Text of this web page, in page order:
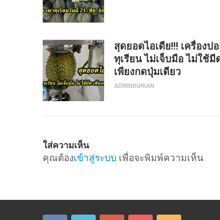
สุดยอดไอเดีย!!! เครื่องป
ทุเรียน ไม่เจ็บมือ ไม่ใช้มี
เพียงกดปุ่มเดียว
ADMINDURIAN
ใส่ความเห็น
คุณต้องเข้าสู่ระบบ เพื่อจะพิมพ์ความเห็น